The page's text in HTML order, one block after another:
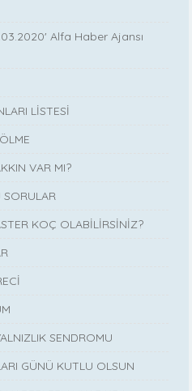
Alfa Haber Ajansı
LİSTESİ
VAR MI?
SORULAR
KOÇ OLABİLİRSİNİZ?
SENDROMU
GÜNÜ KUTLU OLSUN